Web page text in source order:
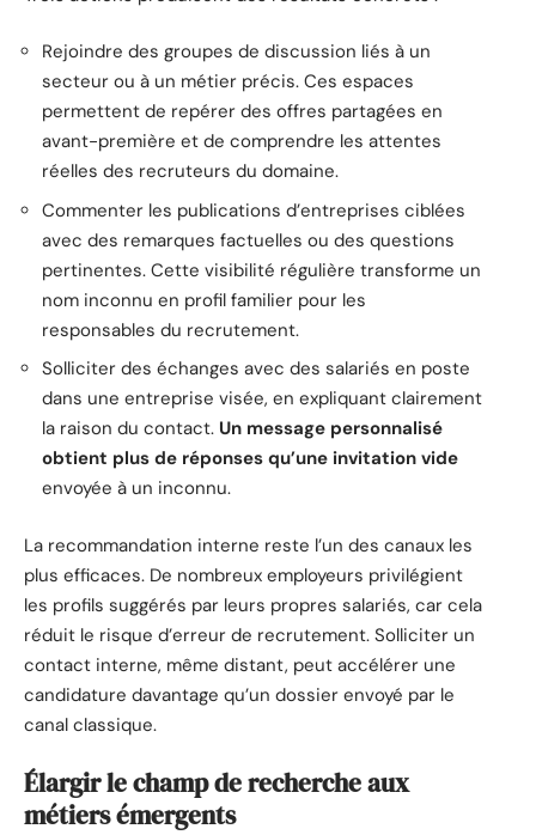
Rejoindre des groupes de discussion liés à un
secteur ou à un métier précis. Ces espaces
permettent de repérer des offres partagées en
avant-première et de comprendre les attentes
réelles des recruteurs du domaine.
Commenter les publications d’entreprises ciblées
avec des remarques factuelles ou des questions
pertinentes. Cette visibilité régulière transforme un
nom inconnu en profil familier pour les
responsables du recrutement.
Solliciter des échanges avec des salariés en poste
dans une entreprise visée, en expliquant clairement
la raison du contact. Un message personnalisé
obtient plus de réponses qu’une invitation vide
envoyée à un inconnu.
La recommandation interne reste l’un des canaux les
plus efficaces. De nombreux employeurs privilégient
les profils suggérés par leurs propres salariés, car cela
réduit le risque d’erreur de recrutement. Solliciter un
contact interne, même distant, peut accélérer une
candidature davantage qu’un dossier envoyé par le
canal classique.
Élargir le champ de recherche aux
métiers émergents